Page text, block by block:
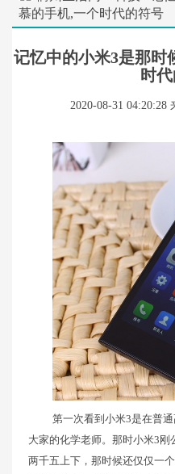
慕的手机,一个时代的符号
记忆中的小米3是那时
时
2020-08-31 04:20:28
第一次看到小米3是在普
大家的化学老师。那时小米3
两千五上下，那时候还仅仅一